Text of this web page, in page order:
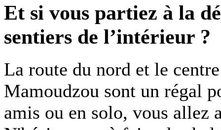
Et si vous partiez à la
sentiers de l’intérieur ?
La route du nord et le
Mamoudzou sont un régal
amis ou en solo, vous allez